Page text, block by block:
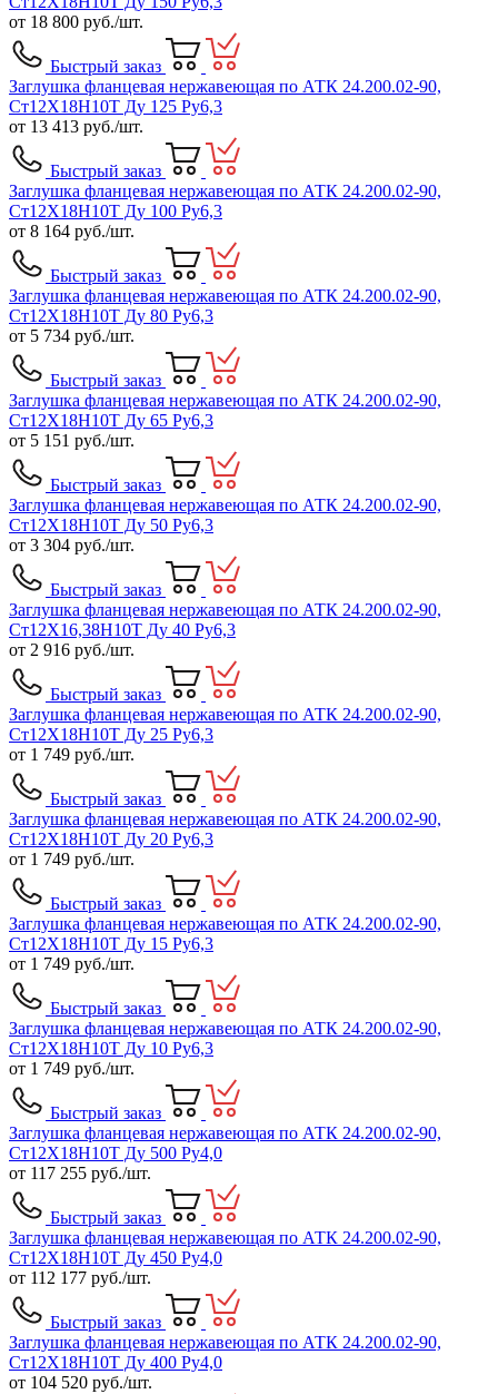
от 18 800 руб./шт.
Быстрый заказ
Заглушка фланцевая нержавеющая по АТК 24.200.02-90,
Ст12Х18Н10Т Ду 125 Ру6,3
от 13 413 руб./шт.
Быстрый заказ
Заглушка фланцевая нержавеющая по АТК 24.200.02-90,
Ст12Х18Н10Т Ду 100 Ру6,3
от 8 164 руб./шт.
Быстрый заказ
Заглушка фланцевая нержавеющая по АТК 24.200.02-90,
Ст12Х18Н10Т Ду 80 Ру6,3
от 5 734 руб./шт.
Быстрый заказ
Заглушка фланцевая нержавеющая по АТК 24.200.02-90,
Ст12Х18Н10Т Ду 65 Ру6,3
от 5 151 руб./шт.
Быстрый заказ
Заглушка фланцевая нержавеющая по АТК 24.200.02-90,
Ст12Х18Н10Т Ду 50 Ру6,3
от 3 304 руб./шт.
Быстрый заказ
Заглушка фланцевая нержавеющая по АТК 24.200.02-90,
Ст12Х16,38Н10Т Ду 40 Ру6,3
от 2 916 руб./шт.
Быстрый заказ
Заглушка фланцевая нержавеющая по АТК 24.200.02-90,
Ст12Х18Н10Т Ду 25 Ру6,3
от 1 749 руб./шт.
Быстрый заказ
Заглушка фланцевая нержавеющая по АТК 24.200.02-90,
Ст12Х18Н10Т Ду 20 Ру6,3
от 1 749 руб./шт.
Быстрый заказ
Заглушка фланцевая нержавеющая по АТК 24.200.02-90,
Ст12Х18Н10Т Ду 15 Ру6,3
от 1 749 руб./шт.
Быстрый заказ
Заглушка фланцевая нержавеющая по АТК 24.200.02-90,
Ст12Х18Н10Т Ду 10 Ру6,3
от 1 749 руб./шт.
Быстрый заказ
Заглушка фланцевая нержавеющая по АТК 24.200.02-90,
Ст12Х18Н10Т Ду 500 Ру4,0
от 117 255 руб./шт.
Быстрый заказ
Заглушка фланцевая нержавеющая по АТК 24.200.02-90,
Ст12Х18Н10Т Ду 450 Ру4,0
от 112 177 руб./шт.
Быстрый заказ
Заглушка фланцевая нержавеющая по АТК 24.200.02-90,
Ст12Х18Н10Т Ду 400 Ру4,0
от 104 520 руб./шт.